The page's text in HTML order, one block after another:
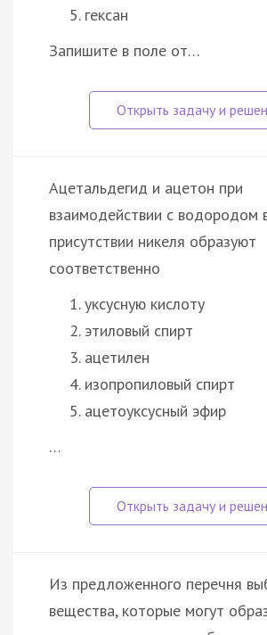
гексан
Запишите в поле от…
Ацетальдегид и ацетон при
взаимодействии с водородом
присутствии никеля образуют
соответственно
уксусную кислоту
этиловый спирт
ацетилен
изопропиловый спирт
ацетоуксусный эфир
…
Из предложенного перечня
вещества, которые могут